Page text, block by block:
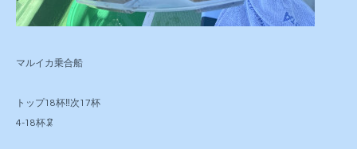
マルイカ乗合船
トップ18杯‼️次17杯
4-18杯🦑